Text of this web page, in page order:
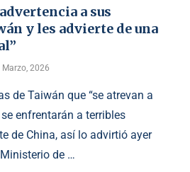
a sus
y les advierte de una
Marzo, 2026
de Taiwán que “se atrevan a
enfrentarán a terribles
de China, así lo advirtió ayer
de …